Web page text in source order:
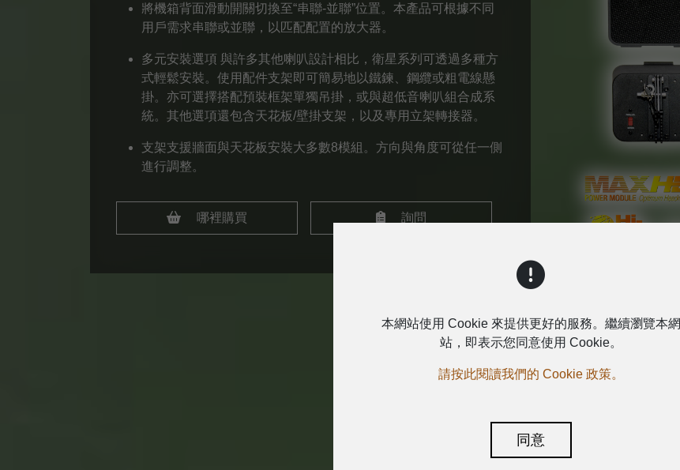
將機箱背面滑動開關切換至“串聯-並聯”位置。本產品可根據不同
用戶需求串聯或並聯，以匹配配置的放大器。
多元安裝選項 與許多其他喇叭設計相比，衛星系列可透過多種方
式輕鬆安裝。使用配件支架即可簡易地以鐵鍊、鋼纜或粗電線懸
掛。亦可選擇搭配預裝框架單獨吊掛，或與超低音喇叭組合成系
統。其他選項還包含天花板/壁掛支架，以及專用立架轉接器。
支架支援牆面與天花板安裝大多數8模組。方向與角度可從任一側
進行調整。
哪裡購買 詢問
本網站使用 Cookie 來提供更好的服務。繼續瀏覽本網
站，即表示您同意使用 Cookie。
請按此閱讀我們的 Cookie 政策。
同意